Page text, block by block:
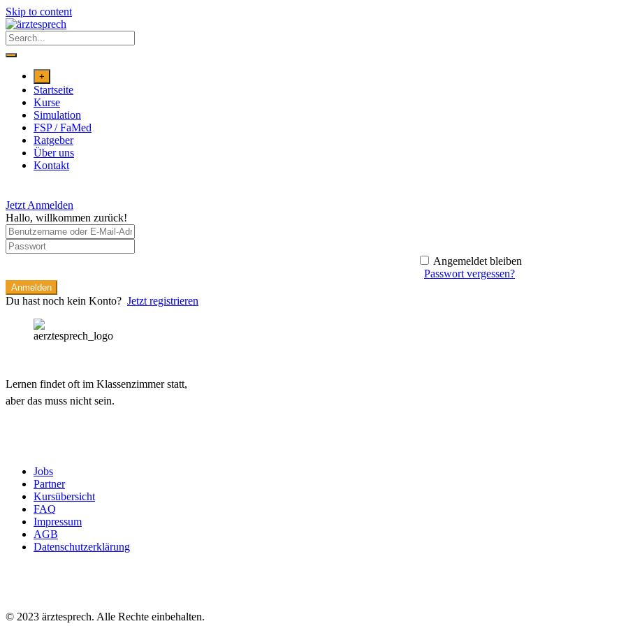
Skip to content
+
Startseite
Kurse
Simulation
FSP / FaMed
Ratgeber
Über uns
Kontakt
Jetzt Anmelden
Hallo, willkommen zurück!
Angemeldet bleiben
Passwort vergessen?
Anmelden
Du hast noch kein Konto? Jetzt registrieren
Lernen findet oft im Klassenzimmer statt,
aber das muss nicht sein.
Jobs
Partner
Kursübersicht
FAQ
Impressum
AGB
Datenschutzerklärung
© 2023 ärztesprech. Alle Rechte einbehalten.